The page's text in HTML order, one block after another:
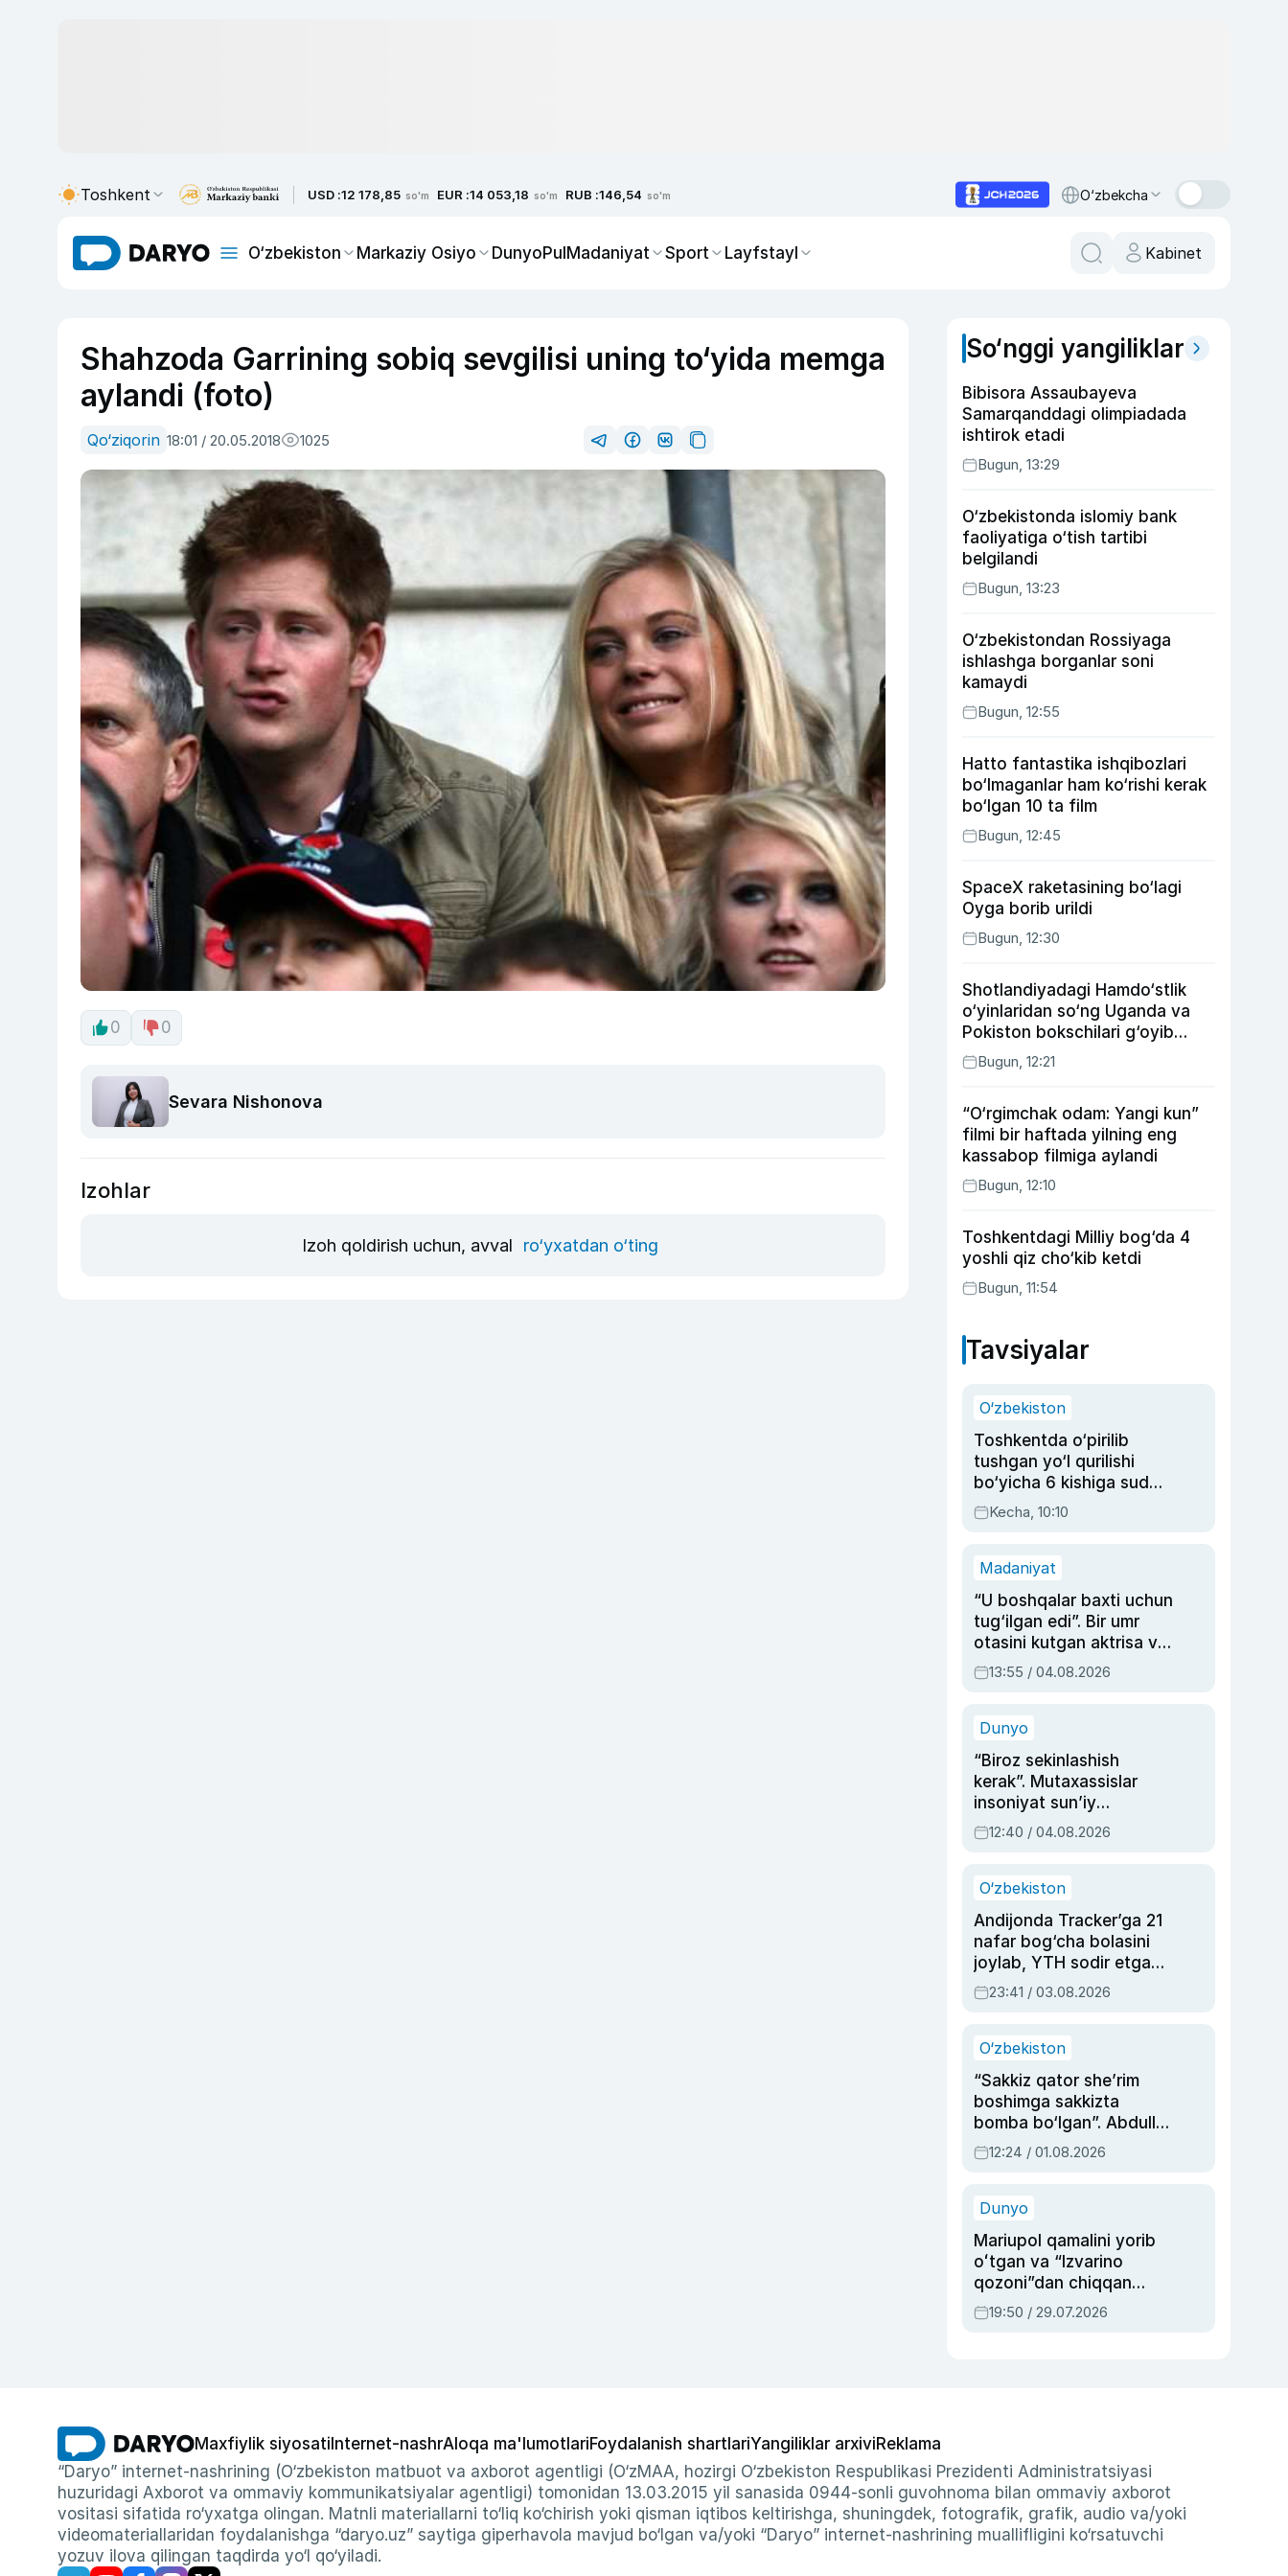
Toshkent USD :12 178,85 so'm EUR :14 053,18 so'm RUB :146,54 so'm O‘zbekcha
O‘zbekiston Markaziy Osiyo DunyoPulMadaniyat Sport Layfstayl Kabinet
Shahzoda Garrining sobiq sevgilisi uning to‘yida memga
aylandi (foto)
Qo‘ziqorin 18:01 / 20.05.2018 1025
0 0
Sevara Nishonova
Izohlar
Izoh qoldirish uchun, avval ro‘yxatdan o‘ting
So‘nggi yangiliklar
Bibisora Assaubayeva
Samarqanddagi olimpiadada
ishtirok etadi
Bugun, 13:29
O‘zbekistonda islomiy bank
faoliyatiga o‘tish tartibi
belgilandi
Bugun, 13:23
O‘zbekistondan Rossiyaga
ishlashga borganlar soni
kamaydi
Bugun, 12:55
Hatto fantastika ishqibozlari
bo‘lmaganlar ham ko‘rishi kerak
bo‘lgan 10 ta film
Bugun, 12:45
SpaceX raketasining bo‘lagi
Oyga borib urildi
Bugun, 12:30
Shotlandiyadagi Hamdo‘stlik
o‘yinlaridan so‘ng Uganda va
Pokiston bokschilari g‘oyib
bo‘ldiBugun, 12:21
“O‘rgimchak odam: Yangi kun”
filmi bir haftada yilning eng
kassabop filmiga aylandi
Bugun, 12:10
Toshkentdagi Milliy bog‘da 4
yoshli qiz cho‘kib ketdi
Bugun, 11:54
Tavsiyalar
O‘zbekiston
Toshkentda o‘pirilib
tushgan yo‘l qurilishi
bo‘yicha 6 kishiga sud
hukmi o‘qildi
Kecha, 10:10
Madaniyat
“U boshqalar baxti uchun
tug‘ilgan edi”. Bir umr
otasini kutgan aktrisa va
dublyaj ustasi Rimma
Ahmedovaning
13:55 / 04.08.2026
Dunyo
“Biroz sekinlashish
kerak”. Mutaxassislar
insoniyat sun’iy
intellektni boshqara
olmay qolishidan xavotir
12:40 / 04.08.2026
O‘zbekiston
Andijonda Tracker’ga 21
nafar bog‘cha bolasini
joylab, YTH sodir etgan
ayolga sud hukmi o‘qildi
23:41 / 03.08.2026
O‘zbekiston
“Sakkiz qator she’rim
boshimga sakkizta
bomba bo‘lgan”. Abdulla
Oripovni siyosiy
ayblovlardan asrab
12:24 / 01.08.2026
Dunyo
Mariupol qamalini yorib
oʻtgan va “Izvarino
qozoni”dan chiqqan
qahramon — Ukraina
armiyasi bosh
19:50 / 29.07.2026
Maxfiylik siyosati Internet-nashrAloqa ma'lumotlariFoydalanish shartlariYangiliklar arxiviReklama
“Daryo” internet-nashrining (O‘zbekiston matbuot va axborot agentligi (O‘zMAA, hozirgi O‘zbekiston Respublikasi Prezidenti Administratsiyasi
huzuridagi Axborot va ommaviy kommunikatsiyalar agentligi) tomonidan 13.03.2015 yil sanasida 0944-sonli guvohnoma bilan ommaviy axborot
vositasi sifatida ro‘yxatga olingan. Matnli materiallarni to‘liq ko‘chirish yoki qisman iqtibos keltirishga, shuningdek, fotografik, grafik, audio va/yoki
videomateriallaridan foydalanishga “daryo.uz” saytiga giperhavola mavjud bo‘lgan va/yoki “Daryo” internet-nashrining muallifligini ko‘rsatuvchi
yozuv ilova qilingan taqdirda yo‘l qo‘yiladi.